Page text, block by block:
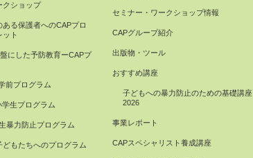
クショップ
る保護者へのCAPプロ
ト
にした予防教育ーCAPプ
前プログラム
生プログラム
暴力防止プログラム
どもたちへのプログラム
セミナー・ワークショップ情報
CAPグループ紹介
出版物・ツール
おすすめ講座
子どもへの暴力防止のための基礎講座
2026
事業レポート
CAPスペシャリスト養成講座